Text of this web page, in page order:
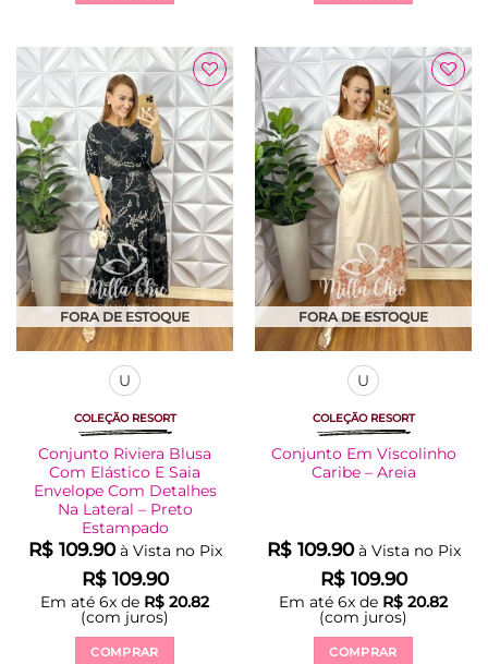
tem
várias
variantes.
As
opções
podem
ser
escolhidas
na
página
do
produto
tem
várias
variantes.
As
opções
podem
ser
escolhidas
na
página
do
produto
FORA DE ESTOQUE
U
COLEÇÃO RESORT
Conjunto Riviera Blusa
Com Elástico E Saia
Envelope Com Detalhes
Na Lateral – Preto
Estampado
R$109.90 à Vista no Pix
R$109.90
Em até 6x de R$ 20.82
(com juros)
COMPRAR
FORA DE ESTOQUE
U
COLEÇÃO RESORT
Conjunto Em Viscolinho
Caribe – Areia
R$109.90 à Vista no Pix
R$109.90
Em até 6x de R$ 20.82
(com juros)
COMPRAR